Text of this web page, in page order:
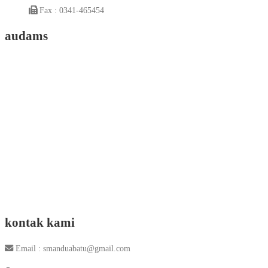
Fax : 0341-465454
audams
kontak kami
Email : smanduabatu@gmail.com